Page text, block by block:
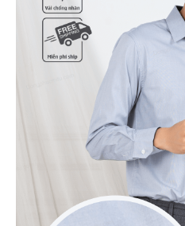
Sản Phẩm
Áo thun polo cổ trụ
Áo thun T-shirt cổ tròn
Mũ - nón đồng phục
Quần áo BHLĐ
Áo sơ mi đồng phục
Đồng phục doanh nghiệp
Bộ đồ spa - Nail
Bộ vest đồng phục
Đồng phục khách sạn
Đồng phục nhà hàng
Áo chạy bộ & thi đấu
Áo khoác gió đồng phục
Bộ đồ bếp
Tạp dề